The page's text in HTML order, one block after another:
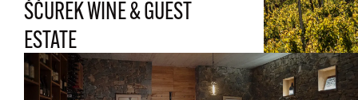
ŠČUREK WINE & GUEST
ESTATE